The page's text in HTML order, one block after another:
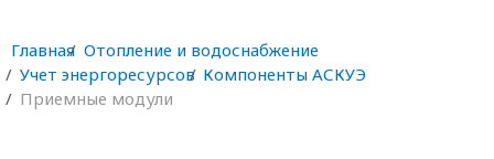
Главная Отопление и водоснабжение
Учет энергоресурсов Компоненты АСКУЭ
Приемные модули